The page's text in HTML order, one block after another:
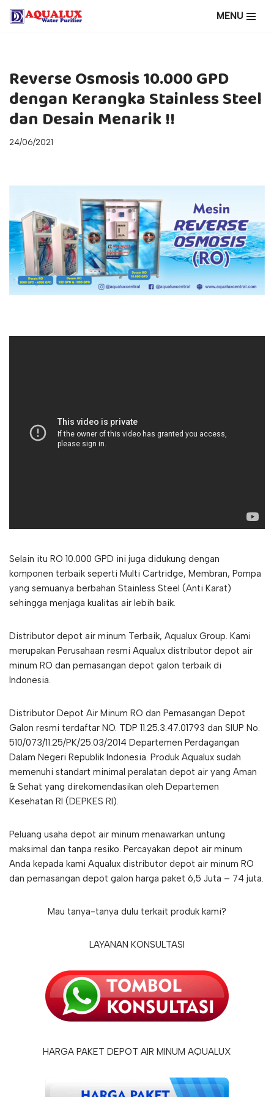
MENU
Reverse Osmosis 10.000 GPD
dengan Kerangka Stainless Steel
dan Desain Menarik !!
24/06/2021
Selain itu RO 10.000 GPD ini juga didukung dengan
komponen terbaik seperti Multi Cartridge, Membran, Pompa
yang semuanya berbahan Stainless Steel (Anti Karat)
sehingga menjaga kualitas air lebih baik.
Distributor depot air minum Terbaik, Aqualux Group. Kami
merupakan Perusahaan resmi Aqualux distributor depot air
minum RO dan pemasangan depot galon terbaik di
Indonesia.
Distributor Depot Air Minum RO dan Pemasangan Depot
Galon resmi terdaftar NO. TDP 11.25.3.47.01793 dan SIUP No.
510/073/11.25/PK/25.03/2014 Departemen Perdagangan
Dalam Negeri Republik Indonesia. Produk Aqualux sudah
memenuhi standart minimal peralatan depot air yang Aman
& Sehat yang direkomendasikan oleh Departemen
Kesehatan RI (DEPKES RI).
Peluang usaha depot air minum menawarkan untung
maksimal dan tanpa resiko. Percayakan depot air minum
Anda kepada kami Aqualux distributor depot air minum RO
dan pemasangan depot galon harga paket 6,5 Juta – 74 juta.
Mau tanya-tanya dulu terkait produk kami?
LAYANAN KONSULTASI
HARGA PAKET DEPOT AIR MINUM AQUALUX